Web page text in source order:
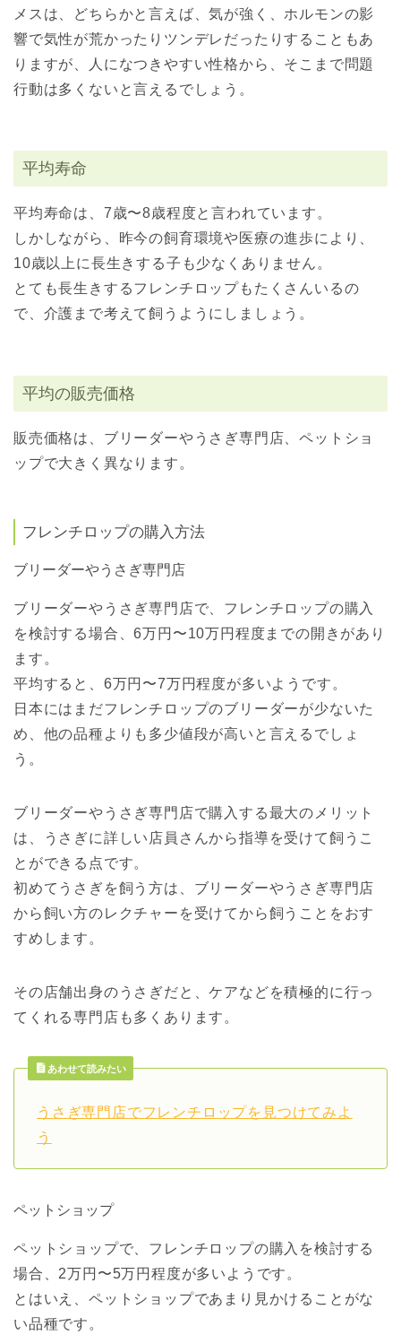
メスは、どちらかと言えば、気が強く、ホルモンの影
響で気性が荒かったりツンデレだったりすることもあ
りますが、人になつきやすい性格から、そこまで問題
行動は多くないと言えるでしょう。
平均寿命
平均寿命は、7歳〜8歳程度と言われています。
しかしながら、昨今の飼育環境や医療の進歩により、
10歳以上に長生きする子も少なくありません。
とても長生きするフレンチロップもたくさんいるの
で、介護まで考えて飼うようにしましょう。
平均の販売価格
販売価格は、ブリーダーやうさぎ専門店、ペットショ
ップで大きく異なります。
フレンチロップの購入方法
ブリーダーやうさぎ専門店
ブリーダーやうさぎ専門店で、フレンチロップの購入
を検討する場合、6万円〜10万円程度までの開きがあり
ます。
平均すると、6万円〜7万円程度が多いようです。
日本にはまだフレンチロップのブリーダーが少ないた
め、他の品種よりも多少値段が高いと言えるでしょ
う。
ブリーダーやうさぎ専門店で購入する最大のメリット
は、うさぎに詳しい店員さんから指導を受けて飼うこ
とができる点です。
初めてうさぎを飼う方は、ブリーダーやうさぎ専門店
から飼い方のレクチャーを受けてから飼うことをおす
すめします。
その店舗出身のうさぎだと、ケアなどを積極的に行っ
てくれる専門店も多くあります。
あわせて読みたい
うさぎ専門店でフレンチロップを見つけてみよ
う
ペットショップ
ペットショップで、フレンチロップの購入を検討する
場合、2万円〜5万円程度が多いようです。
とはいえ、ペットショップであまり見かけることがな
い品種です。